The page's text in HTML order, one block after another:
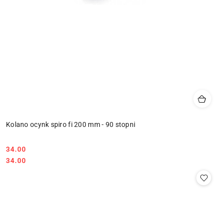
Kolano ocynk spiro fi 200 mm - 90 stopni
Cena:
34.00
Cena:
34.00